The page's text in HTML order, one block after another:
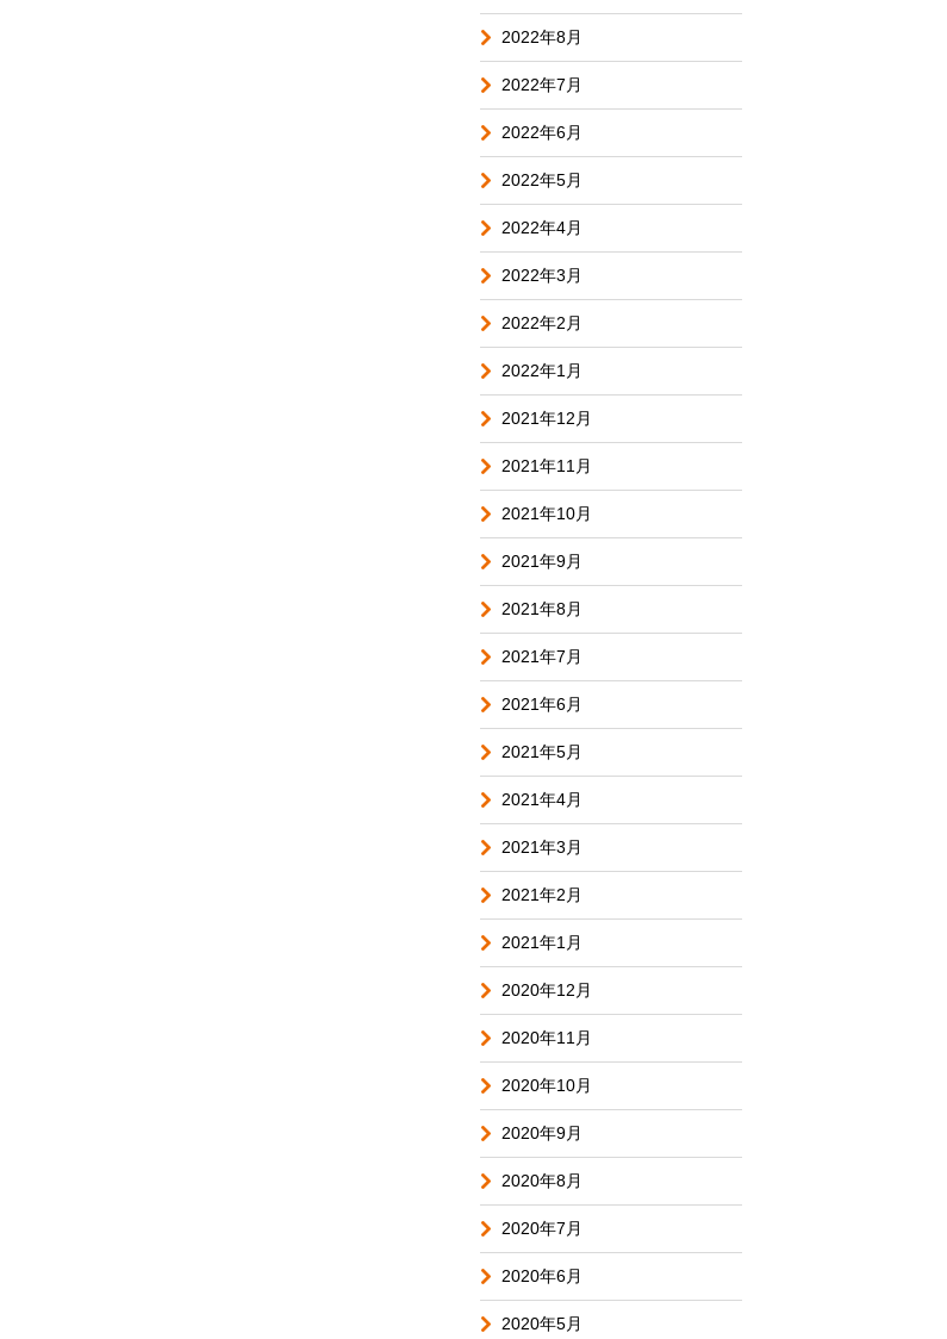
2022年8月
2022年7月
2022年6月
2022年5月
2022年4月
2022年3月
2022年2月
2022年1月
2021年12月
2021年11月
2021年10月
2021年9月
2021年8月
2021年7月
2021年6月
2021年5月
2021年4月
2021年3月
2021年2月
2021年1月
2020年12月
2020年11月
2020年10月
2020年9月
2020年8月
2020年7月
2020年6月
2020年5月